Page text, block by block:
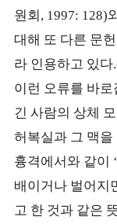
원회, 1997: 128)
대해 또 다른 문
라 인용하고 있다
이런 오류를 바
긴 사람의 상체
허복실과 그 맥
흉격에서와 같이 ‘
배이거나 벌어지
고 한 것과 같은